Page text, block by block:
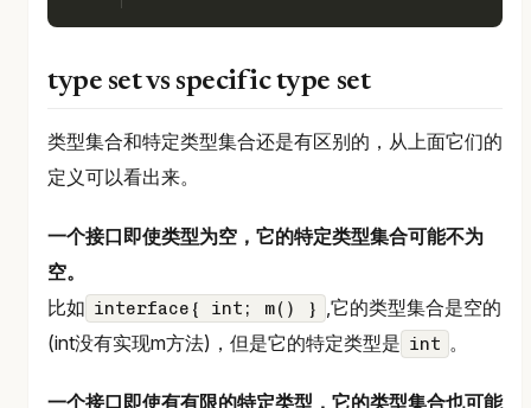
type set vs specific type set
类型集合和特定类型集合还是有区别的，从上面它们的
定义可以看出来。
一个接口即使类型为空，它的特定类型集合可能不为
空。
比如 interface{ int; m() } ,它的类型集合是空的
(int没有实现m方法)，但是它的特定类型是 int 。
一个接口即使有有限的特定类型，它的类型集合也可能